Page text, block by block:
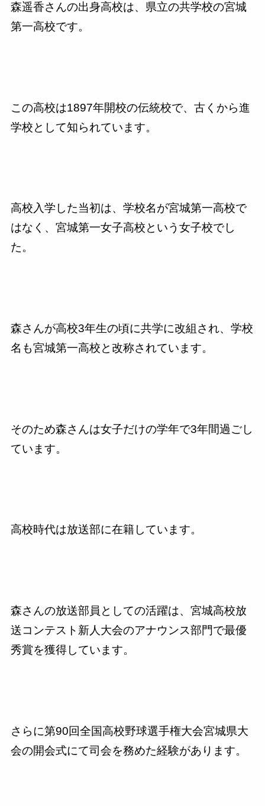
森遥香さんの出身高校は、県立の共学校の宮城
第一高校です。
この高校は1897年開校の伝統校で、古くから進
学校として知られています。
高校入学した当初は、学校名が宮城第一高校で
はなく、宮城第一女子高校という女子校でし
た。
森さんが高校3年生の頃に共学に改組され、学校
名も宮城第一高校と改称されています。
そのため森さんは女子だけの学年で3年間過ごし
ています。
高校時代は放送部に在籍しています。
森さんの放送部員としての活躍は、宮城高校放
送コンテスト新人大会のアナウンス部門で最優
秀賞を獲得しています。
さらに第90回全国高校野球選手権大会宮城県大
会の開会式にて司会を務めた経験があります。